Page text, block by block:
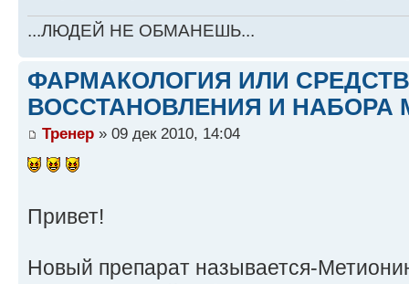
...ЛЮДЕЙ НЕ ОБМАНЕШЬ...
ФАРМАКОЛОГИЯ ИЛИ
ВОССТАНОВЛЕНИЯ И НАБОРА
Тренер » 09 дек 2010, 14:04
Привет!
Новый препарат называется-